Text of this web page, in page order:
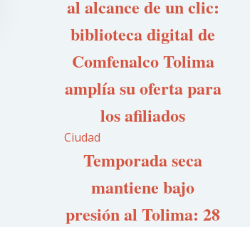
al alcance de un clic:
biblioteca digital de
Comfenalco Tolima
amplía su oferta para
los afiliados
Ciudad
Temporada seca
mantiene bajo
presión al Tolima: 28